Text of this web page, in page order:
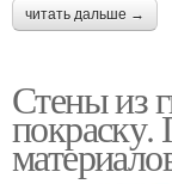
читать дальше →
Стены из